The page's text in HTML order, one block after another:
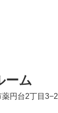
ーム
円台2丁目3−2